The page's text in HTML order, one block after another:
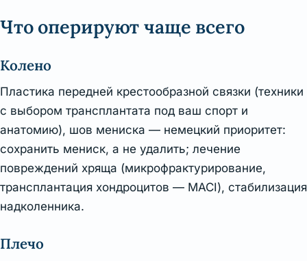
Что оперируют чаще всего
Колено
Пластика передней крестообразной связки (техники
с выбором трансплантата под ваш спорт и
анатомию), шов мениска — немецкий приоритет:
сохранить мениск, а не удалить; лечение
повреждений хряща (микрофрактурирование,
трансплантация хондроцитов — MACI), стабилизация
надколенника.
Плечо